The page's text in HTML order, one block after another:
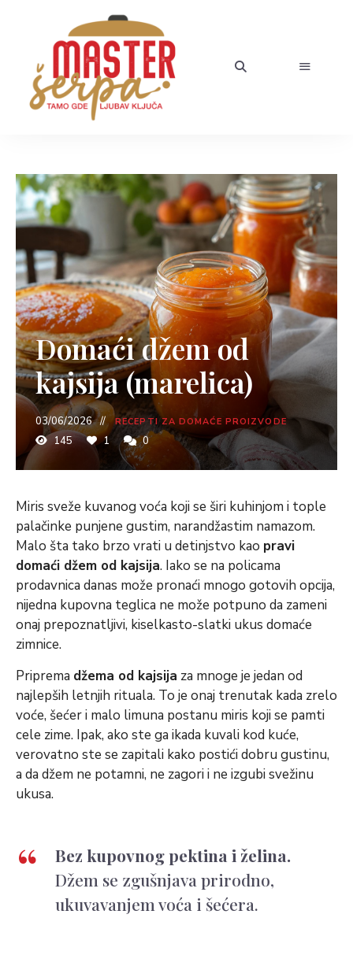
Domaći džem od
kajsija (marelica)
03/06/2026 RECEPTI ZA DOMAĆE PROIZVODE
145 1 0
Miris sveže kuvanog voća koji se širi kuhinjom i tople
palačinke punjene gustim, narandžastim namazom.
Malo šta tako brzo vrati u detinjstvo kao pravi
domaći džem od kajsija. Iako se na policama
prodavnica danas može pronaći mnogo gotovih opcija,
nijedna kupovna teglica ne može potpuno da zameni
onaj prepoznatljivi, kiselkasto-slatki ukus domaće
zimnice.
Priprema džema od kajsija za mnoge je jedan od
najlepših letnjih rituala. To je onaj trenutak kada zrelo
voće, šećer i malo limuna postanu miris koji se pamti
cele zime. Ipak, ako ste ga ikada kuvali kod kuće,
verovatno ste se zapitali kako postići dobru gustinu,
a da džem ne potamni, ne zagori i ne izgubi svežinu
ukusa.
Bez kupovnog pektina i želina.
Džem se zgušnjava prirodno,
ukuvavanjem voća i šećera.